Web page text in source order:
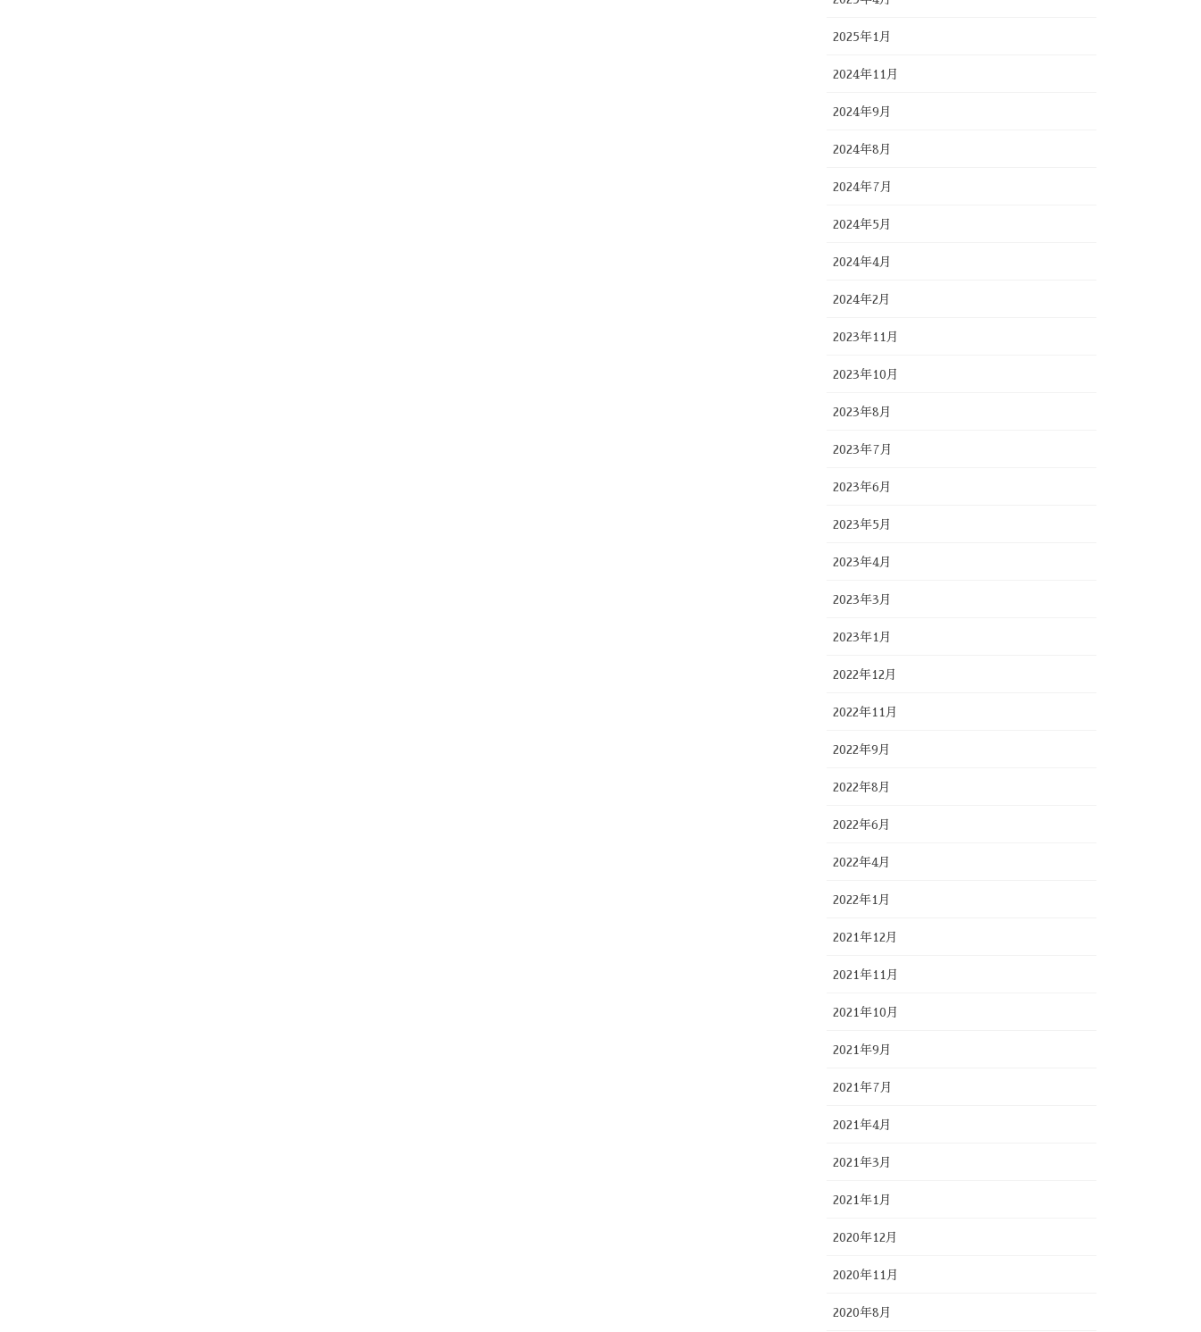
2025年1月
2024年11月
2024年9月
2024年8月
2024年7月
2024年5月
2024年4月
2024年2月
2023年11月
2023年10月
2023年8月
2023年7月
2023年6月
2023年5月
2023年4月
2023年3月
2023年1月
2022年12月
2022年11月
2022年9月
2022年8月
2022年6月
2022年4月
2022年1月
2021年12月
2021年11月
2021年10月
2021年9月
2021年7月
2021年4月
2021年3月
2021年1月
2020年12月
2020年11月
2020年8月